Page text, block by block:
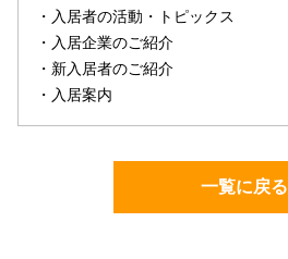
・入居者の活動・トピックス
・入居企業のご紹介
・新入居者のご紹介
・入居案内
一覧に戻る